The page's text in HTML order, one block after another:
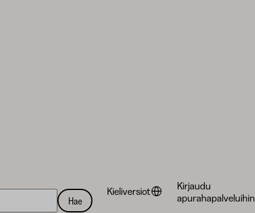
Hae
Kieliversiot
Kirjaudu
apurahapalveluihin